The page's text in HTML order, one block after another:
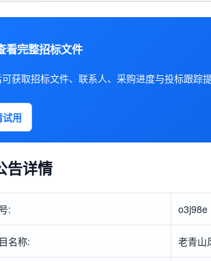
看完整招标文件
获取招标文件、联系人、采购进度与投标跟踪提
试用
告详情
: o3j98e
名称: 老青山